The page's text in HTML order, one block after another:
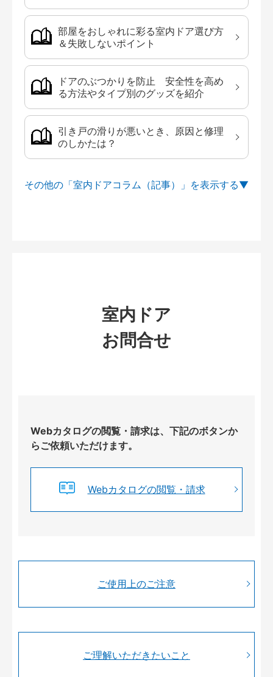
部屋をおしゃれに彩る室内ドア選び方
＆失敗しないポイント
ドアのぶつかりを防止 安全性を高め
る方法やタイプ別のグッズを紹介
引き戸の滑りが悪いとき、原因と修理
のしかたは？
その他の「室内ドアコラム（記事）」を
室内ドア
お問合せ
Webカタログの閲覧・請求は、下記のボタンか
らご依頼いただけます。
Webカタログの閲覧・請求
ご使用上のご注意
ご理解いただきたいこと